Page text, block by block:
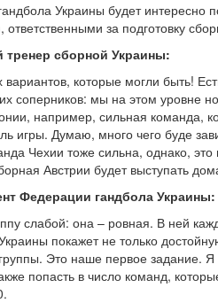
Украины будет интересно
за подготовку
сборной Украины:
которые могли быть!
соперников: мы на этом уровне
например, сильная команда,
игры. Думаю, много чего буде
Чехии тоже сильна, однако,
Австрии будет выступать
Федерации гандбола Украины:
слабой: она – ровная. В ней
покажет не только
Это наше первое задание.
попасть в число команд,